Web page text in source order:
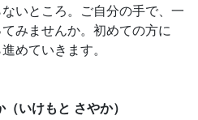
いところ。ご自分の手で、一
みませんか。初めての方に
めていきます。
（いけもと さやか）